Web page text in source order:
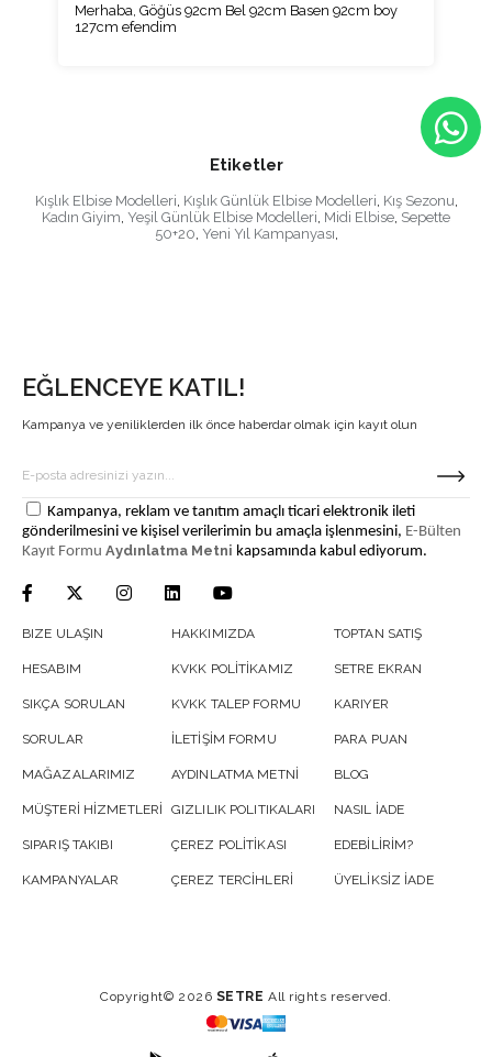
Merhaba, Göğüs 92cm Bel 92cm Basen 92cm boy
127cm efendim
Etiketler
Kışlık Elbise Modelleri Kışlık Günlük Elbise Modelleri Kış Sezonu
Kadın Giyim Yeşil Günlük Elbise Modelleri Midi Elbise Sepette
50+20 Yeni Yıl Kampanyası
EĞLENCEYE KATIL!
Kampanya ve yeniliklerden ilk önce haberdar olmak için kayıt olun
Kampanya, reklam ve tanıtım amaçlı ticari elektronik ileti
gönderilmesini ve kişisel verilerimin bu amaçla işlenmesini, E-Bülten
Kayıt Formu Aydınlatma Metni kapsamında kabul ediyorum.
BIZE ULAŞIN
HESABIM
SIKÇA SORULAN
SORULAR
MAĞAZALARIMIZ
MÜŞTERİ HİZMETLERİ
SIPARIŞ TAKIBI
KAMPANYALAR
HAKKIMIZDA
KVKK POLİTİKAMIZ
KVKK TALEP FORMU
İLETİŞİM FORMU
AYDINLATMA METNİ
GIZLILIK POLITIKALARI
ÇEREZ POLİTİKASI
ÇEREZ TERCİHLERİ
TOPTAN SATIŞ
SETRE EKRAN
KARIYER
PARA PUAN
BLOG
NASIL İADE
EDEBİLİRİM?
ÜYELİKSİZ İADE
Copyright© 2026 SETRE All rights reserved.